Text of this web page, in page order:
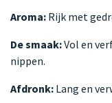
Aroma: Rijk met
De smaak:Vol en
nippen.
Afdronk: Lang en